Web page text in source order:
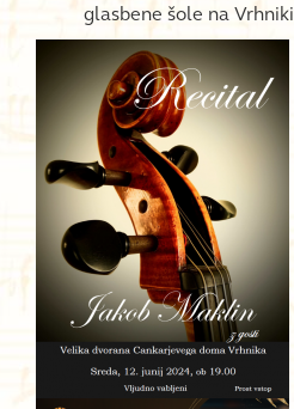
glasbene šole na Vrhniki